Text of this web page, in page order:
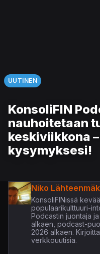
UUTINEN
KonsoliFIN
nauhoitetaan
keskiviikkona
kysymyksesi!
Niko
KonsoliFINissä
populaarikulttuuri-
Podcastin juontaja
alkaen, podcast-
2026 alkaen.
verkkouutisia.